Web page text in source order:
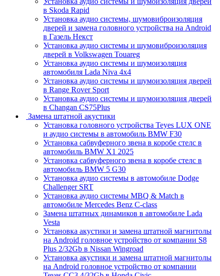
в Skoda Rapid
Установка аудио системы, шумовиброизоляция
дверей и замена головного устройства на Android
в Газель Некст
Установка аудио системы и шумовиброизоляция
дверей в Volkswagen Touareg
Установка аудио системы и шумоизоляция
автомобиля Lada Niva 4x4
Установка аудио системы и шумоизоляция дверей
в Range Rover Sport
Установка аудио системы и шумоизоляция дверей
в Changan CS75Plus
Замена штатной акустики
Установка головного устройства Teyes LUX ONE
и аудио системы в автомобиль BMW F30
Установка сабвуферного звена в коробе стелс в
автомобиль BMW X1 2025
Установка сабвуферного звена в коробе стелс в
автомобиль BMW 5 G30
Установка аудио системы в автомобиле Dodge
Challenger SRT
Установка аудио системы MBQ & Match в
автомобиле Mercedes Benz C-class
Замена штатных динамиков в автомобиле Lada
Vesta
Установка акустики и замена штатной магнитолы
на Android головное устройство от компании S8
Plus 2/32Gb в Nissan Wingroad
Установка акустики и замена штатной магнитолы
на Android головное устройство от компании